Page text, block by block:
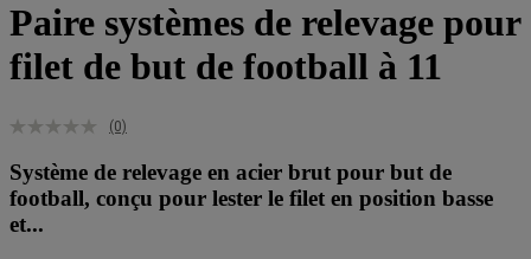
Paire systèmes de relevage pour
filet de but de football à 11
(0)
Système de relevage en acier brut pour but de
football, conçu pour lester le filet en position basse
et...